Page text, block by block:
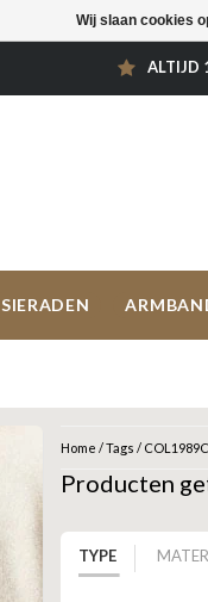
ALTIJD
SIERADEN
Home /Tags /
Producten
TYPE
Wij slaan cookies